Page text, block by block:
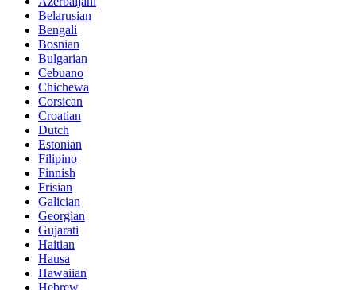
Belarusian
Bengali
Bosnian
Bulgarian
Cebuano
Chichewa
Corsican
Croatian
Dutch
Estonian
Filipino
Finnish
Frisian
Galician
Georgian
Gujarati
Haitian
Hausa
Hawaiian
Hebrew